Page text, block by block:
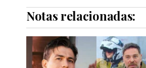
Notas relacionadas: